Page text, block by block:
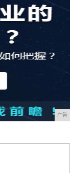
广告